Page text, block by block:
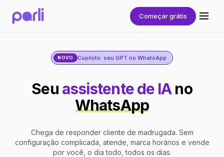
Começar grátis
NOVO Copiloto: seu GPT no WhatsApp
Seu assistente de IAno
WhatsApp
Chega de responder cliente de madrugada. Sem
configuração complicada, atende, marca horários e vende
por você, o dia todo, todos os dias.